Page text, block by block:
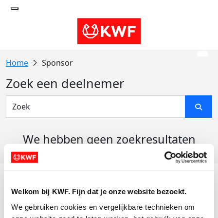
Welkom bij KWF. Fijn dat je onze website bezoekt.
We gebruiken cookies en vergelijkbare technieken om
Sponsor
Zoek een deelnemer
We hebben geen zoekresultaten
Actiematerialen
Evenementen